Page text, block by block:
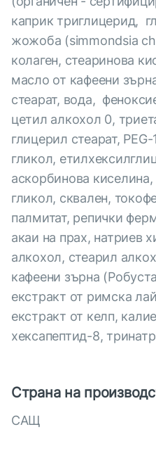
каприк триглицерид,
жожоба (simmondsia
колаген, стеаринова
масло от кафеени
стеарат, вода,
цетил алкохол 0,
глицерил стеарат,
гликол,
аскорбинова
гликол, сквален,
палмитат, репички
акаи на прах, натриев
алкохол, стеарил
кафеени зърна
екстракт от римска
екстракт от келп,
хексапептид-8,
Страна на
САЩ